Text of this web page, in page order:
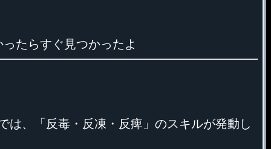
たらすぐ見つかったよ
は、「反毒・反凍・反痺」のスキルが発動し